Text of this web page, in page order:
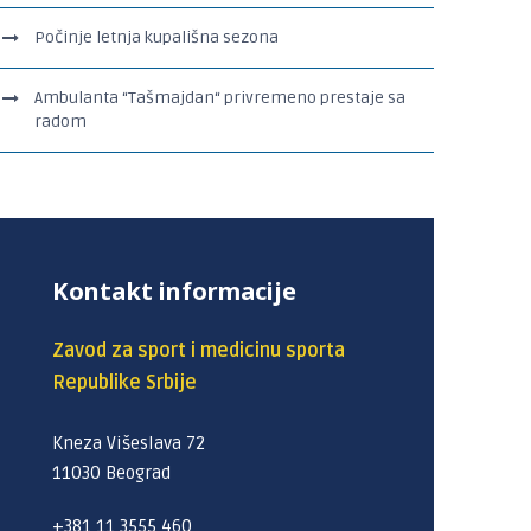
Počinje letnja kupališna sezona
Ambulanta “Tašmajdan“ privremeno prestaje sa
radom
Kontakt informacije
Zavod za sport i medicinu sporta
Republike Srbije
Kneza Višeslava 72
11030 Beograd
+381 11 3555 460